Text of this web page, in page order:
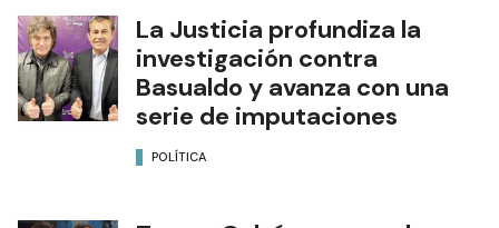
La Justicia profundiza la
investigación contra
Basualdo y avanza con una
serie de imputaciones
POLÍTICA